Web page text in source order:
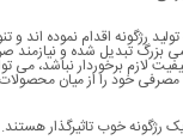
رژگونه اقدام نموده اند و
بزرگ تبدیل شده و
لازم برخوردار نباشد، می
مصرفی خود را از میان
خوب تاثیرگذار